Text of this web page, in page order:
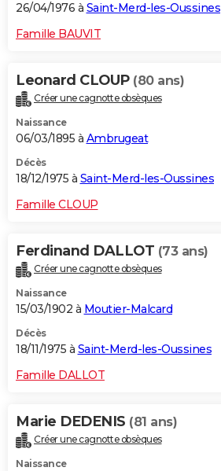
26/04/1976 à Saint-Merd-les-Oussines
Famille BAUVIT
Leonard CLOUP (80 ans)
Créer une cagnotte obsèques
Naissance
06/03/1895 à Ambrugeat
Décès
18/12/1975 à Saint-Merd-les-Oussines
Famille CLOUP
Ferdinand DALLOT (73 ans)
Créer une cagnotte obsèques
Naissance
15/03/1902 à Moutier-Malcard
Décès
18/11/1975 à Saint-Merd-les-Oussines
Famille DALLOT
Marie DEDENIS (81 ans)
Créer une cagnotte obsèques
Naissance